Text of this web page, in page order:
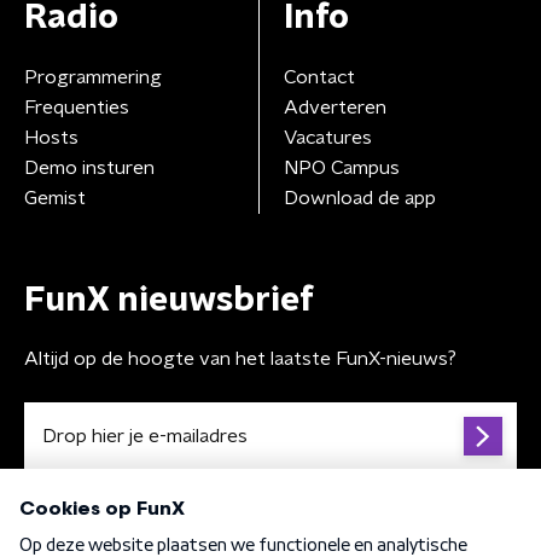
Radio
Programmering
Frequenties
Hosts
Demo insturen
Gemist
Info
Contact
Adverteren
Vacatures
NPO Campus
Download de app
FunX nieuwsbrief
Altijd op de hoogte van het laatste FunX-nieuws?